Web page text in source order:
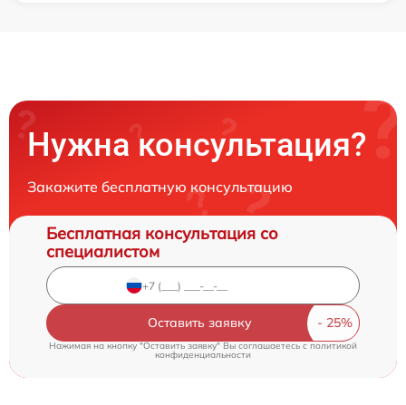
Нужна консультация?
Закажите бесплатную консультацию
Бесплатная консультация со
специалистом
Оставить заявку
Нажимая на кнопку "Оставить заявку" Вы соглашаетесь c политикой
конфиденциальности